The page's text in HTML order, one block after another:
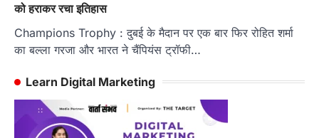
को हराकर रचा इतिहास
Champions Trophy : दुबई के मैदान पर एक बार फिर रोहित शर्मा
का बल्ला गरजा और भारत ने चैंपियंस ट्रॉफी…
Learn Digital Marketing